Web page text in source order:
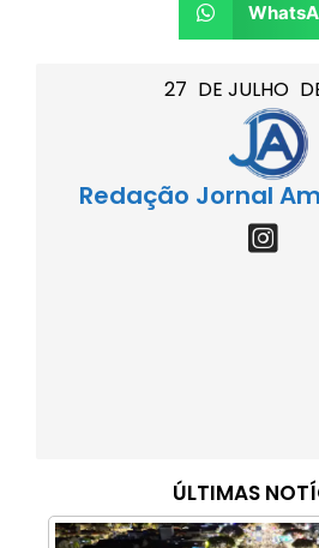
27 DE JULHO
Redação Jornal
ÚLTIMAS